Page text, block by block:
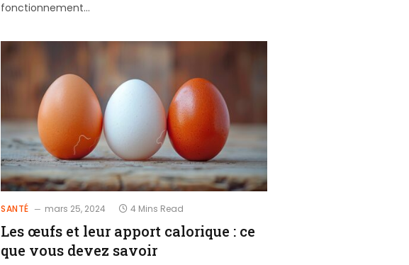
fonctionnement…
SANTÉ mars 25, 2024 4 Mins Read
Les œufs et leur apport calorique : ce
que vous devez savoir